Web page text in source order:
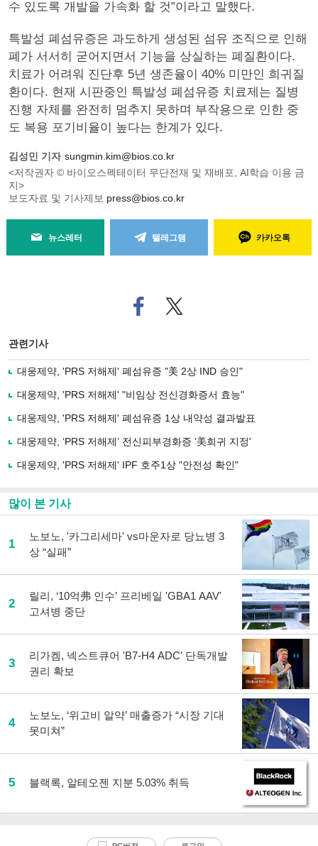
수 있도록 개발을 가속화 할 것”이라고 말했다.
특발성 폐섬유증은 과도하게 생성된 섬유 조직으로 인해
폐가 서서히 굳어지면서 기능을 상실하는 폐질환이다.
치료가 어려워 진단후 5년 생존율이 40% 미만인 희귀질
환이다. 현재 시판중인 특발성 폐섬유증 치료제는 질병
진행 자체를 완전히 멈추지 못하며 부작용으로 인한 중
도 복용 포기비율이 높다는 한계가 있다.
김성민 기자 sungmin.kim@bios.co.kr
<저작권자 © 바이오스펙테이터 무단전재 및 재배포, AI학습 이용 금
지>
보도자료 및 기사제보 press@bios.co.kr
뉴스레터 텔레그램 카카오톡
페
이
로
기
사
유
기
트위
터로
관련기사
대웅제약, 'PRS 저해제' 폐섬유증 "美 2상 IND 승인"
대웅제약, 'PRS 저해제' "비임상 전신경화증서 효능"
대웅제약, 'PRS 저해제' 폐섬유증 1상 내약성 결과발표
대웅제약, ‘PRS 저해제’ 전신피부경화증 '美희귀 지정'
대웅제약, 'PRS 저해제' IPF 호주1상 "안전성 확인"
많이 본 기사
1
노보노, '카그리세마' vs마운자로 당뇨병 3
상 “실패”
2
릴리, ‘10억弗 인수’ 프리베일 'GBA1 AAV'
고셔병 중단
3
리가켐, 넥스트큐어 'B7-H4 ADC' 단독개발
권리 확보
4
노보노, ‘위고비 알약’ 매출증가 “시장 기대
못미쳐”
5 블랙록, 알테오젠 지분 5.03% 취득